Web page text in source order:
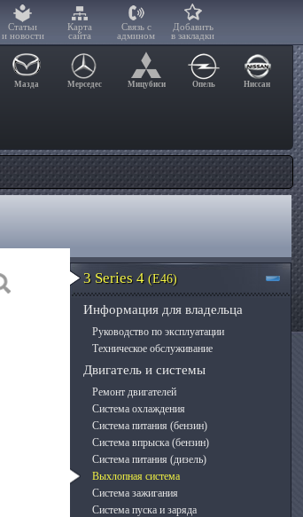
Статьи
и новости
Карта
сайта
Связь с
админом
Добавить
в закладки
Мазда Мерседес Мицубиси Опель Ниссан
3 Series 4 (E46)
Информация для владельца
Руководство по эксплуатации
Техническое обслуживание
Двигатель и системы
Ремонт двигателей
Система охлаждения
Система питания (бензин)
Система впрыска (бензин)
Система питания (дизель)
Выхлопная система
Система зажигания
Система пуска и заряда